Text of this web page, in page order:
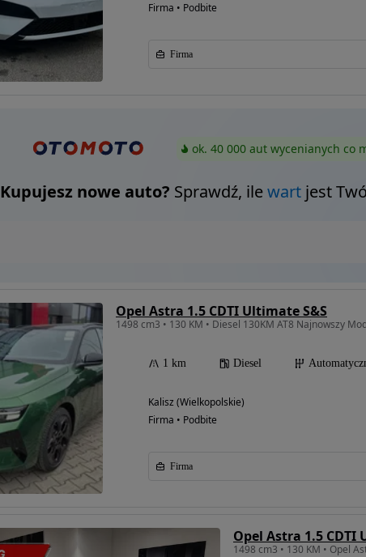
Firma • Podbite
Firma
ok. 40 000 aut wycenianych co
Kupujesz nowe auto? Sprawdź, ilewartjest
Opel Astra 1.5 CDTI Ultimate S&S
1498 cm3 • 130 KM • Diesel 130KM AT8 Najnowszy
1 km Diesel
Kalisz (Wielkopolskie)
Firma • Podbite
Firma
Opel Astra 1.5 CDTI
1498 cm3 • 130 KM • Opel